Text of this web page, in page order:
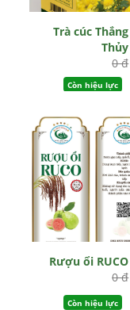
Trà cúc Thắng
Thủy
0 đ
Còn hiệu lực
Rượu ổi RUCO
0 đ
Còn hiệu lực